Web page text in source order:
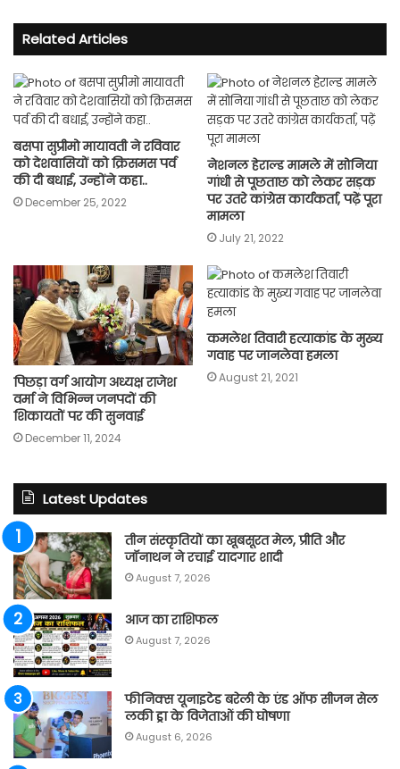
Related Articles
बसपा सुप्रीमो मायावती ने रविवार
को देशवासियों को क्रिसमस पर्व
की दी बधाई, उन्होंने कहा..
December 25, 2022
नेशनल हेराल्ड मामले में सोनिया
गांधी से पूछताछ काे लेकर सड़क
पर उतरे कांग्रेस कार्यकर्ता, पढ़ें पूरा
मामला
July 21, 2022
पिछड़ा वर्ग आयोग अध्यक्ष राजेश
वर्मा ने विभिन्न जनपदों की
शिकायतों पर की सुनवाई
December 11, 2024
कमलेश तिवारी हत्याकांड के मुख्य
गवाह पर जानलेवा हमला
August 21, 2021
Latest Updates
तीन संस्कृतियों का खूबसूरत मेल, प्रीति और
जॉनाथन ने रचाई यादगार शादी
August 7, 2026
आज का राशिफल
August 7, 2026
फीनिक्स यूनाइटेड बरेली के एंड ऑफ सीजन सेल
लकी ड्रा के विजेताओं की घोषणा
August 6, 2026